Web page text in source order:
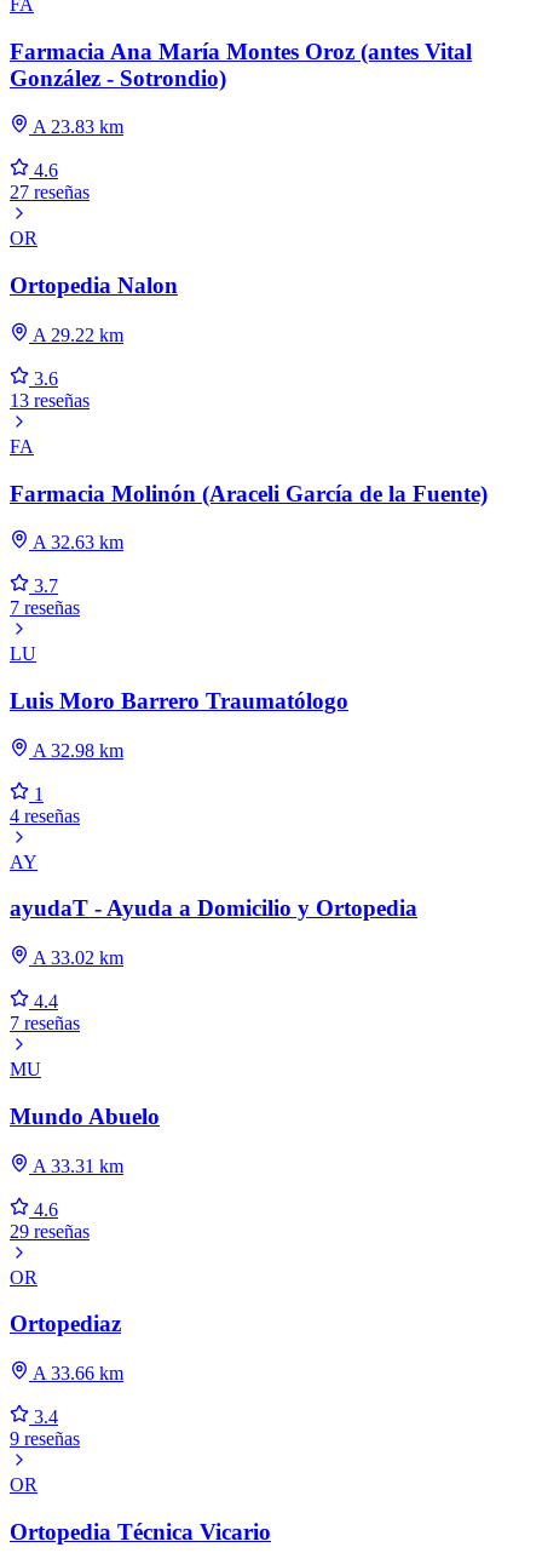
FA
Farmacia Ana María Montes Oroz (antes Vital
González - Sotrondio)
A 23.83 km
4.6
27 reseñas
OR
Ortopedia Nalon
A 29.22 km
3.6
13 reseñas
FA
Farmacia Molinón (Araceli García de la Fuente)
A 32.63 km
3.7
7 reseñas
LU
Luis Moro Barrero Traumatólogo
A 32.98 km
1
4 reseñas
AY
ayudaT - Ayuda a Domicilio y Ortopedia
A 33.02 km
4.4
7 reseñas
MU
Mundo Abuelo
A 33.31 km
4.6
29 reseñas
OR
Ortopediaz
A 33.66 km
3.4
9 reseñas
OR
Ortopedia Técnica Vicario